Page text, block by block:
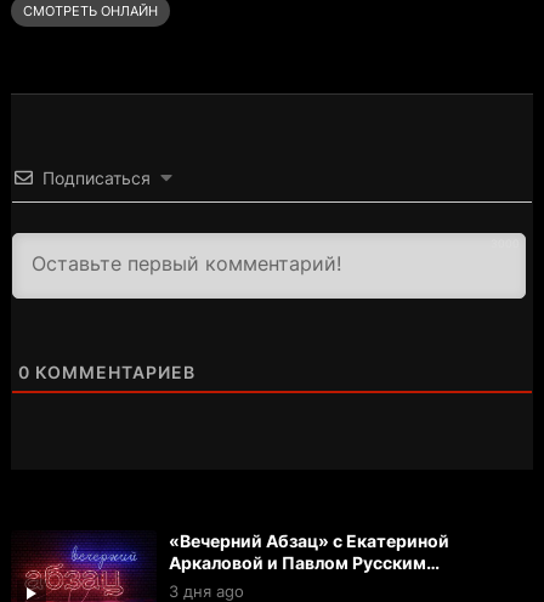
СМОТРЕТЬ ОНЛАЙН
Подписаться
0 КОММЕНТАРИЕВ
«Вечерний Абзац» с Екатериной
Аркаловой и Павлом Русским
(07.08.2026)
3 дня ago